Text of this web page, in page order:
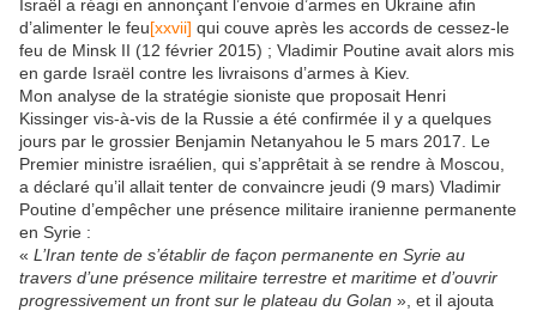
Israël a réagi en annonçant l’envoie d’armes en Ukraine afin
d’alimenter le feu[xxvii] qui couve après les accords de cessez-le
feu de Minsk II (12 février 2015) ; Vladimir Poutine avait alors mis
en garde Israël contre les livraisons d’armes à Kiev.
Mon analyse de la stratégie sioniste que proposait Henri
Kissinger vis-à-vis de la Russie a été confirmée il y a quelques
jours par le grossier Benjamin Netanyahou le 5 mars 2017. Le
Premier ministre israélien, qui s’apprêtait à se rendre à Moscou,
a déclaré qu’il allait tenter de convaincre jeudi (9 mars) Vladimir
Poutine d’empêcher une présence militaire iranienne permanente
en Syrie :
« L’Iran tente de s’établir de façon permanente en Syrie au
travers d’une présence militaire terrestre et maritime et d’ouvrir
progressivement un front sur le plateau du Golan », et il ajouta